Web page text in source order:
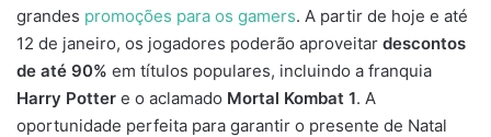
grandes promoções para os gamers. A partir de hoje e até
12 de janeiro, os jogadores poderão aproveitar descontos
de até 90% em títulos populares, incluindo a franquia
Harry Potter e o aclamado Mortal Kombat 1. A
oportunidade perfeita para garantir o presente de Natal